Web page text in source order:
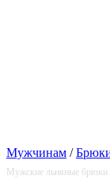
Мужчинам /
Мужские льняные брюки